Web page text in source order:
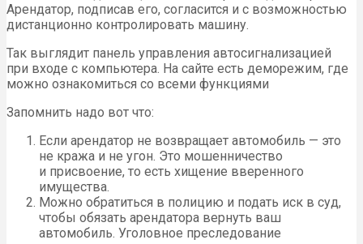
Арендатор, подписав его, согласится и с возможностью
дистанционно контролировать машину.
Так выглядит панель управления автосигнализацией
при входе с компьютера. На сайте есть деморежим, где
можно ознакомиться со всеми функциями
Запомнить надо вот что:
Если арендатор не возвращает автомобиль — это
не кража и не угон. Это мошенничество
и присвоение, то есть хищение вверенного
имущества.
Можно обратиться в полицию и подать иск в суд,
чтобы обязать арендатора вернуть ваш
автомобиль. Уголовное преследование